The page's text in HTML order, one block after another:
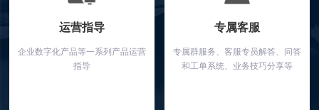
运营指导
企业数字化产品等一系列产品运营
指导
专属客服
专属群服务、客服专员解答、问答
和工单系统、业务技巧分享等